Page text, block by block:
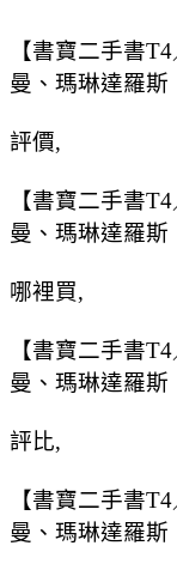
【書寶二手書
曼、瑪琳達羅斯
評價,
【書寶二手書
曼、瑪琳達羅斯
哪裡買,
【書寶二手書
曼、瑪琳達羅斯
評比,
【書寶二手書
曼、瑪琳達羅斯